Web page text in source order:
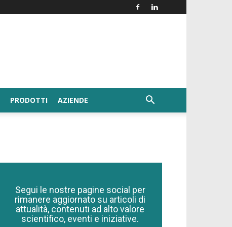
PRODOTTI AZIENDE
Segui le nostre pagine social per
rimanere aggiornato su articoli di
attualità, contenuti ad alto valore
scientifico, eventi e iniziative.